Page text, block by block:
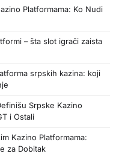
Platformama: Ko Nudi
– šta slot igrači zaista
srpskih kazina: koji
Srpske Kazino
i Ostali
Kazino Platformama:
za Dobitak